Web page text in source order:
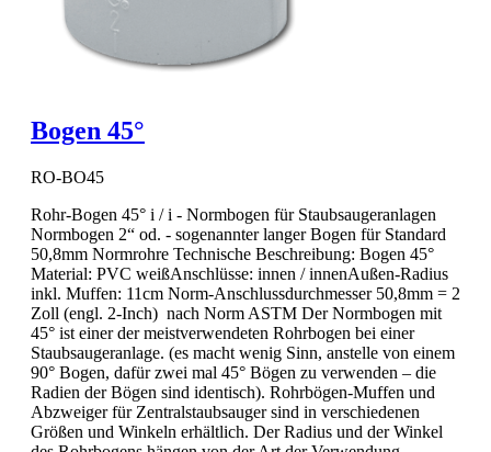
Bogen 45°
RO-BO45
Rohr-Bogen 45° i / i - Normbogen für Staubsaugeranlagen
Normbogen 2“ od. - sogenannter langer Bogen für Standard
50,8mm Normrohre Technische Beschreibung: Bogen 45°
Material: PVC weißAnschlüsse: innen / innenAußen-Radius
inkl. Muffen: 11cm Norm-Anschlussdurchmesser 50,8mm = 2
Zoll (engl. 2-Inch) nach Norm ASTM Der Normbogen mit
45° ist einer der meistverwendeten Rohrbogen bei einer
Staubsaugeranlage. (es macht wenig Sinn, anstelle von einem
90° Bogen, dafür zwei mal 45° Bögen zu verwenden – die
Radien der Bögen sind identisch). Rohrbögen-Muffen und
Abzweiger für Zentralstaubsauger sind in verschiedenen
Größen und Winkeln erhältlich. Der Radius und der Winkel